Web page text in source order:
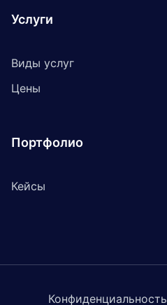
Услуги
Виды услуг
Цены
Портфолио
Кейсы
Конфиденциальность